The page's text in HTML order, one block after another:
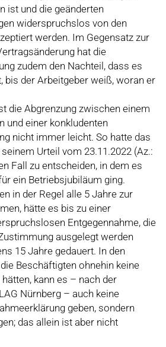
ist und die geänderten
widerspruchslos von den
werden. Im Gegensatz zur
hat die
zudem den Nachteil, dass es
bis der Arbeitgeber weiß, woran er
die Abgrenzung zwischen einem
und einer konkludenten
nicht immer leicht. So hatte das
Urteil vom 23.11.2022 (Az.:
Fall zu entscheiden, in dem es
ein Betriebsjubiläum ging.
in der Regel alle 5 Jahre zur
hätte es bis zu einer
Entgegennahme, die
ausgelegt werden
15 Jahre gedauert. In den
Beschäftigten ohnehin keine
kann es – nach der
Nürnberg – auch keine
geben, sondern
das allein ist aber nicht